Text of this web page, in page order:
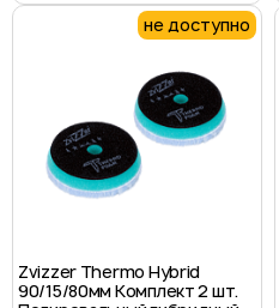
не доступно
Zvizzer Thermo Hybrid
90/15/80мм Комплект 2 шт.